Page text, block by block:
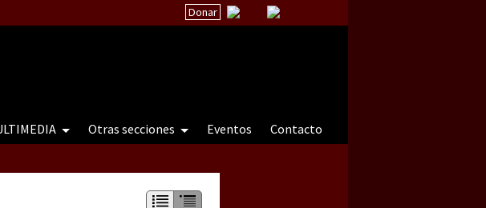
Donar
Otras secciones Eventos
Contacto